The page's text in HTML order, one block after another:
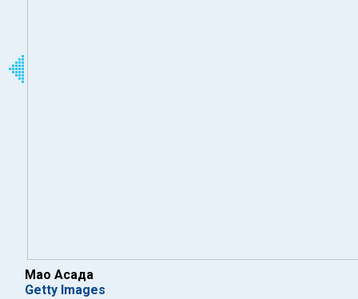
Мао Асада
Getty Images